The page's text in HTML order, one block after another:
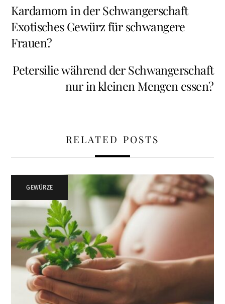
Kardamom in der Schwangerschaft
Exotisches Gewürz für schwangere
Frauen?
Petersilie während der Schwangerschaft
nur in kleinen Mengen essen?
RELATED POSTS
GEWÜRZE